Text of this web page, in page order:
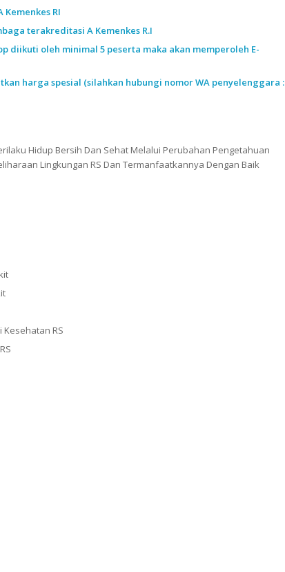
RI
terakreditasi A Kemenkes R.I
diikuti oleh minimal 5 peserta maka akan memperoleh E-
harga spesial (silahkan hubungi nomor WA penyelenggara :
Hidup Bersih Dan Sehat Melalui Perubahan Pengetahuan
Lingkungan RS Dan Termanfaatkannya Dengan Baik
Kesehatan RS